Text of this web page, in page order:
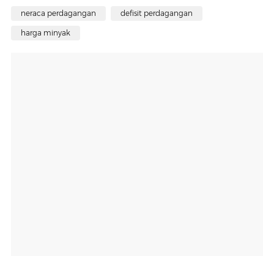
neraca perdagangan defisit perdagangan
harga minyak